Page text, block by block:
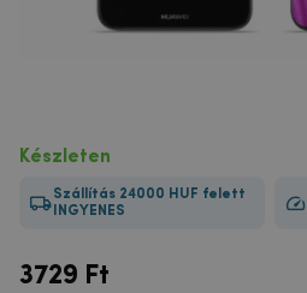
Készleten
Szállítás 24000 HUF felett
INGYENES
3729 Ft